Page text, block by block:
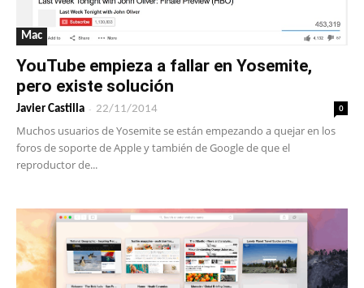
Mac
YouTube empieza a fallar en Yosemite,
pero existe solución
Javier Castilla - 22/11/2014 0
Muchos usuarios de Yosemite se están empezando a quejar en los
foros de soporte de Apple y también de Google de que el
reproductor de...